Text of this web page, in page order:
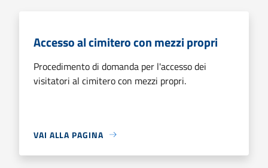
Accesso al cimitero con mezzi propri
Procedimento di domanda per l'accesso dei
visitatori al cimitero con mezzi propri.
VAI ALLA PAGINA